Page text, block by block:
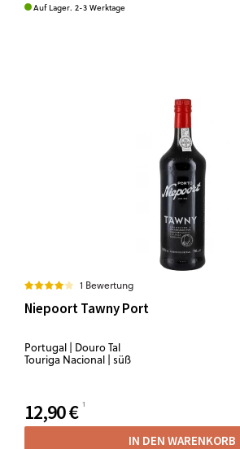
Auf Lager. 2-3 Werktage
1 Bewertung
Niepoort Tawny Port
Portugal | Douro Tal
Touriga Nacional | süß
12,90 €
IN DEN WARENKORB